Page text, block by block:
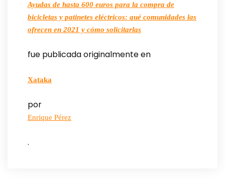
Ayudas de hasta 600 euros para la compra de
bicicletas y patinetes eléctricos: qué comunidades las
ofrecen en 2021 y cómo solicitarlas
fue publicada originalmente en
Xataka
por
Enrique Pérez
.